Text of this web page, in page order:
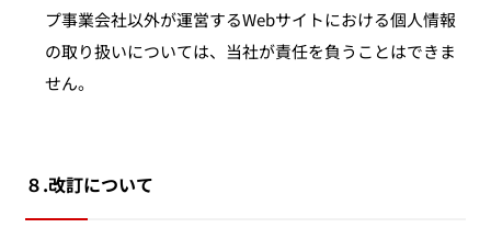
プ事業会社以外が運営するWebサイトにおける個人情報
の取り扱いについては、当社が責任を負うことはできま
せん。
８.改訂について